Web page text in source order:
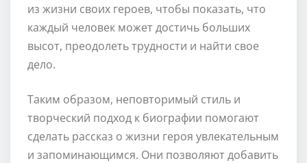
из жизни своих героев, чтобы показать, что
каждый человек может достичь больших
высот, преодолеть трудности и найти свое
дело.
Таким образом, неповторимый стиль и
творческий подход к биографии помогают
сделать рассказ о жизни героя увлекательным
и запоминающимся. Они позволяют добавить